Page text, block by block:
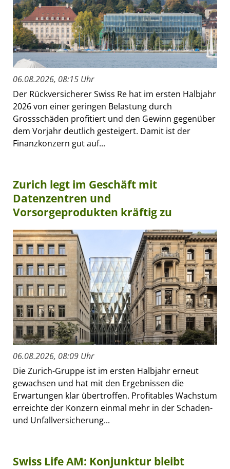
06.08.2026, 08:15 Uhr
Der Rückversicherer Swiss Re hat im ersten Halbjahr
2026 von einer geringen Belastung durch
Grossschäden profitiert und den Gewinn gegenüber
dem Vorjahr deutlich gesteigert. Damit ist der
Finanzkonzern gut auf...
Zurich legt im Geschäft mit
Datenzentren und
Vorsorgeprodukten kräftig zu
06.08.2026, 08:09 Uhr
Die Zurich-Gruppe ist im ersten Halbjahr erneut
gewachsen und hat mit den Ergebnissen die
Erwartungen klar übertroffen. Profitables Wachstum
erreichte der Konzern einmal mehr in der Schaden-
und Unfallversicherung...
Swiss Life AM: Konjunktur bleibt